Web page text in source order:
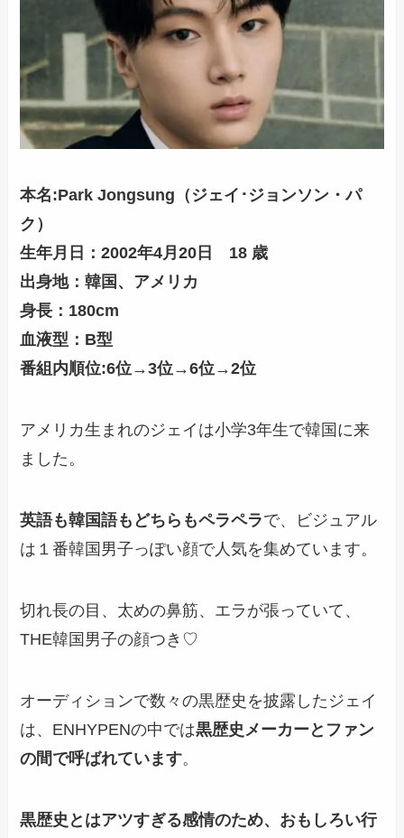
本名:Park Jongsung（ジェイ･ジョンソン・パ
ク）
生年月日：2002年4月20日 18 歳
出身地：韓国、アメリカ
身長：180cm
血液型：B型
番組内順位:6位→3位→6位→2位
アメリカ生まれのジェイは小学3年生で韓国に来
ました。
英語も韓国語もどちらもペラペラで、ビジュアル
は１番韓国男子っぽい顔で人気を集めています。
切れ長の目、太めの鼻筋、エラが張っていて、
THE韓国男子の顔つき♡
オーディションで数々の黒歴史を披露したジェイ
は、 ENHYPENの中では黒歴史メーカーとファン
の間で呼ばれています。
黒歴史とはアツすぎる感情のため、おもしろい行